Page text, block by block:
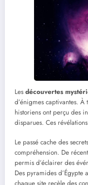
Les découvertes
d’énigmes captivantes.
historiens ont perçu des
disparues. Ces
Le passé cache des
compréhension. De
permis d’éclairer des
Des pyramides d’Égypte